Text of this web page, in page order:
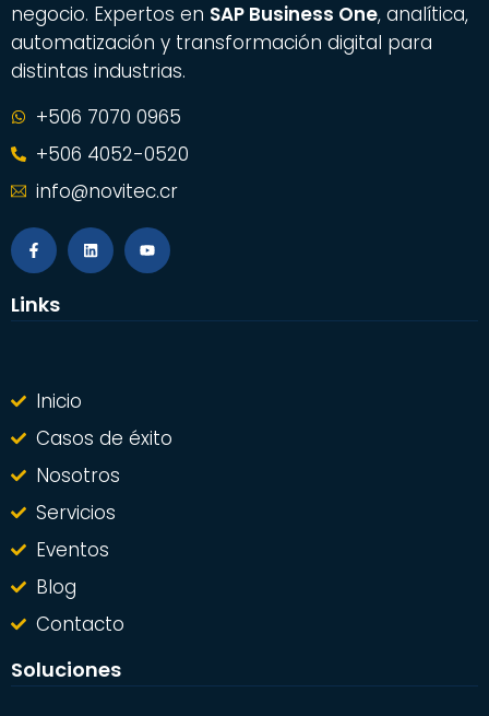
negocio. Expertos en SAP Business One, analítica,
automatización y transformación digital para
distintas industrias.
+506 7070 0965
+506 4052-0520
info@novitec.cr
Links
Inicio
Casos de éxito
Nosotros
Servicios
Eventos
Blog
Contacto
Soluciones